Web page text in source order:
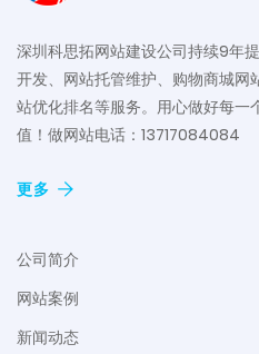
深圳科思拓网站建设公司持续9年
开发、网站托管维护、购物商城网
站优化排名等服务。用心做好每一
值！做网站电话：13717084084
更多
公司简介
网站案例
新闻动态